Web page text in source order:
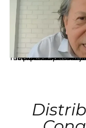
La presidenta Keiko Fujimori informó que la solicitud de indulto presentada por el expresidente Alejandro Toledo será